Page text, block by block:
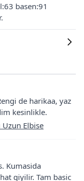
basen:91
de harikaa, yaz
kesinlikle.
Uzun Elbise
Kumasida
giyilir. Tam basic